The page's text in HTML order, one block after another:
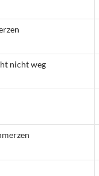
nicht weg